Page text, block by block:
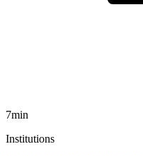
7min
Institutions